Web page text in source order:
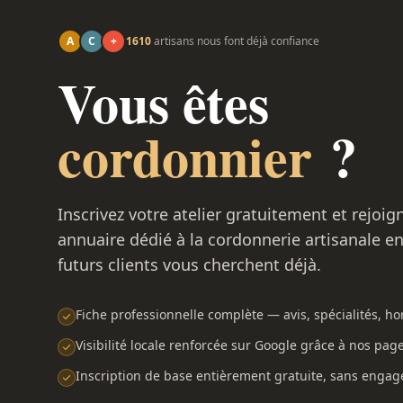
A C + 1610artisans nous font déjà confiance
Vous êtes
cordonnier ?
Inscrivez votre atelier gratuitement et
annuaire dédié à la cordonnerie artisanale
futurs clients vous cherchent déjà.
Fiche professionnelle complète — avis, spécialités,
Visibilité locale renforcée sur Google grâce à nos
Inscription de base entièrement gratuite, sans